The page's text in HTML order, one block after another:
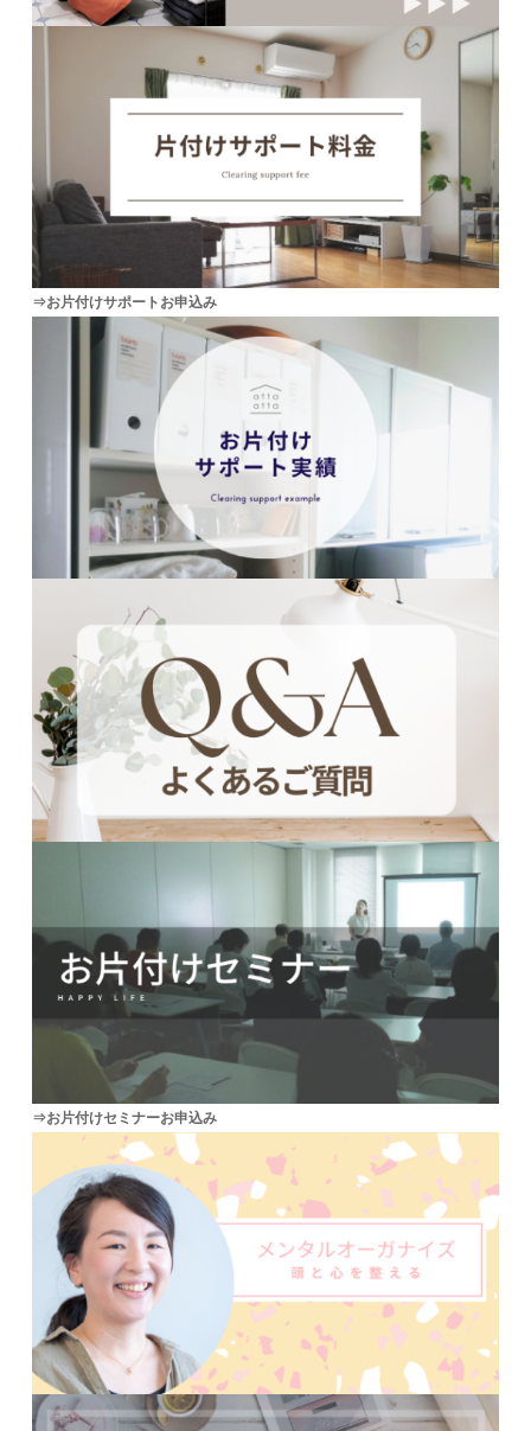
⇒お片付けサポートお申込み
⇒お片付けセミナーお申込み